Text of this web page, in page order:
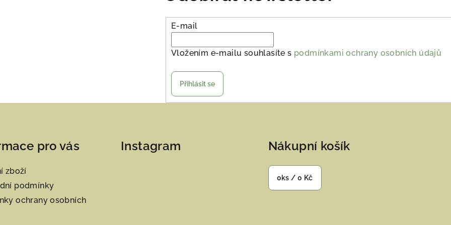
E-mail
Vložením e-mailu souhlasíte s podmínkami ochrany osobních údajů
Přihlásit se
pro vás
zboží
podmínky
ochrany osobních
Instagram Nákupní košík
0ks / 0 Kč